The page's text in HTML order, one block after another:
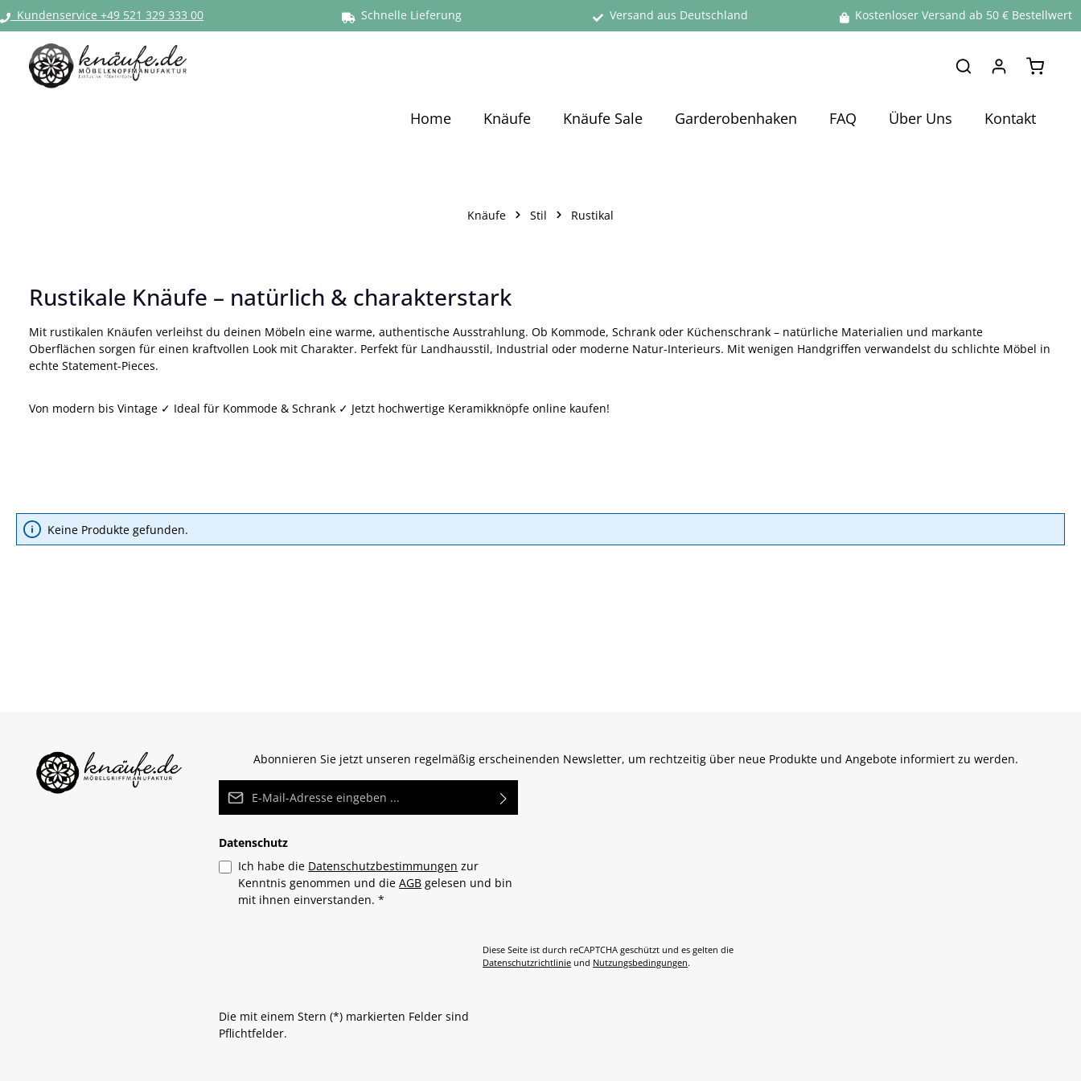
Zur Hauptnavigation springen
Kundenservice +49 521 329 333 00 Schnelle Lieferung Versand aus Deutschland Kostenloser Versand ab 50 € Bestellwert
Home Knäufe Knäufe Sale Garderobenhaken FAQ Über Uns Kontakt
Knäufe Stil Rustikal
Rustikale Knäufe – natürlich & charakterstark
Mit rustikalen Knäufen verleihst du deinen Möbeln eine warme, authentische Ausstrahlung. Ob Kommode, Schrank oder Küchenschrank – natürliche Materialien und markante
Oberflächen sorgen für einen kraftvollen Look mit Charakter. Perfekt für Landhausstil, Industrial oder moderne Natur-Interieurs. Mit wenigen Handgriffen verwandelst du schlichte Möbel in
echte Statement-Pieces.
Von modern bis Vintage ✓ Ideal für Kommode & Schrank ✓ Jetzt hochwertige Keramikknöpfe online kaufen!
Keine Produkte gefunden.
Abonnieren Sie jetzt unseren regelmäßig erscheinenden Newsletter, um rechtzeitig über neue Produkte und Angebote informiert zu werden.
E-Mail-Adresse*
Datenschutz
Ich habe die Datenschutzbestimmungen zur
Kenntnis genommen und dieAGB gelesen und bin
mit ihnen einverstanden.*
Diese Seite ist durch reCAPTCHA geschützt und es gelten die
Datenschutzrichtlinie und Nutzungsbedingungen.
Die mit einem Stern (*) markierten Felder sind
Pflichtfelder.